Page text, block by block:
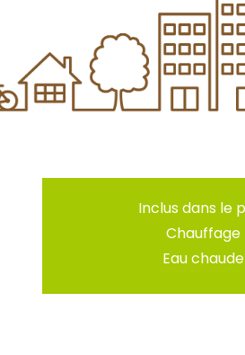
Inclus dans le
Chauffage
Eau chaude